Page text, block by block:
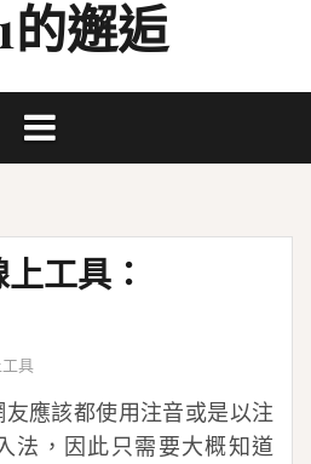
的邂逅
工具：
具
應該都使用注音或是以注
法，因此只需要大概知道